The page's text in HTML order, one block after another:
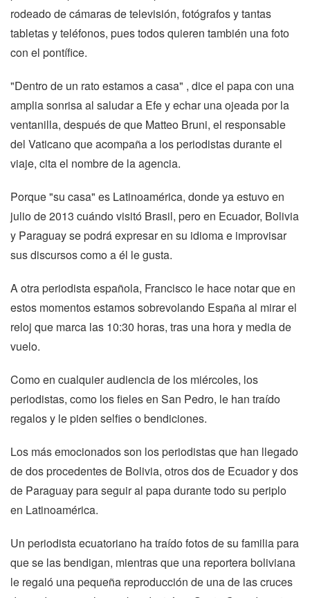
rodeado de cámaras de televisión, fotógrafos y tantas
tabletas y teléfonos, pues todos quieren también una foto
con el pontífice.
"Dentro de un rato estamos a casa" , dice el papa con una
amplia sonrisa al saludar a Efe y echar una ojeada por la
ventanilla, después de que Matteo Bruni, el responsable
del Vaticano que acompaña a los periodistas durante el
viaje, cita el nombre de la agencia.
Porque "su casa" es Latinoamérica, donde ya estuvo en
julio de 2013 cuándo visitó Brasil, pero en Ecuador, Bolivia
y Paraguay se podrá expresar en su idioma e improvisar
sus discursos como a él le gusta.
A otra periodista española, Francisco le hace notar que en
estos momentos estamos sobrevolando España al mirar el
reloj que marca las 10:30 horas, tras una hora y media de
vuelo.
Como en cualquier audiencia de los miércoles, los
periodistas, como los fieles en San Pedro, le han traído
regalos y le piden selfies o bendiciones.
Los más emocionados son los periodistas que han llegado
de dos procedentes de Bolivia, otros dos de Ecuador y dos
de Paraguay para seguir al papa durante todo su periplo
en Latinoamérica.
Un periodista ecuatoriano ha traído fotos de su familia para
que se las bendigan, mientras que una reportera boliviana
le regaló una pequeña reproducción de una de las cruces